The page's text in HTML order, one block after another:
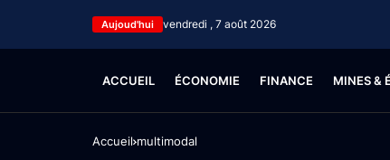
Aujoud'hui vendredi , 7 août 2026
ACCUEIL ÉCONOMIE FINANCE MINES &
Accueil multimodal